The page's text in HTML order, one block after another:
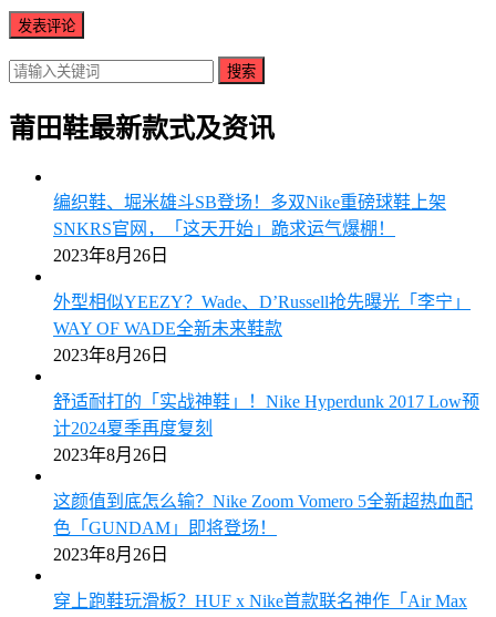
搜索
莆田鞋最新款式及资讯
编织鞋、堀米雄斗SB登场！多双Nike重磅球鞋上架
SNKRS官网，「这天开始」跪求运气爆棚！
2023年8月26日
外型相似YEEZY？Wade、D’Russell抢先曝光「李宁」
WAY OF WADE全新未来鞋款
2023年8月26日
舒适耐打的「实战神鞋」！Nike Hyperdunk 2017 Low预
计2024夏季再度复刻
2023年8月26日
这颜值到底怎么输？Nike Zoom Vomero 5全新超热血配
色「GUNDAM」即将登场！
2023年8月26日
穿上跑鞋玩滑板？HUF x Nike首款联名神作「Air Max